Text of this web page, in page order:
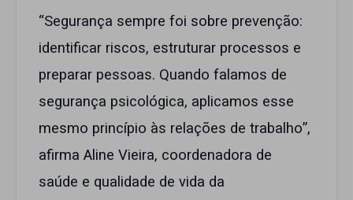
“Segurança sempre foi sobre prevenção:
identificar riscos, estruturar processos e
preparar pessoas. Quando falamos de
segurança psicológica, aplicamos esse
mesmo princípio às relações de trabalho”,
afirma Aline Vieira, coordenadora de
saúde e qualidade de vida da